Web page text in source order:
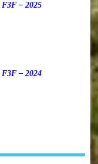
F3F – 2025
F3F – 2024